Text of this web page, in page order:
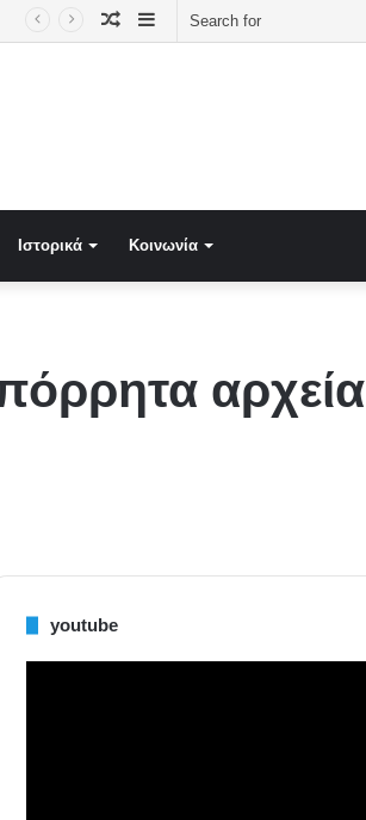
Sidebar
Random
Ιστορικά Κοινωνία
αρχεία
youtube